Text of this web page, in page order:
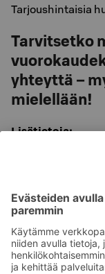
Tarjoushintaisia
Tarvitsetko
yhteyttä –
mielellään!
Lisätietoja:
Sokos Hotels
puh. 0300 870
Puhelun hinta >>